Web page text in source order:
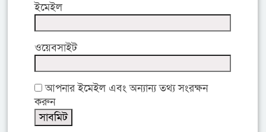
ইমেইল
ওয়েবসাইট
আপনার ইমেইল এবং অন্যান্য তথ্য সংরক্ষন
করুন